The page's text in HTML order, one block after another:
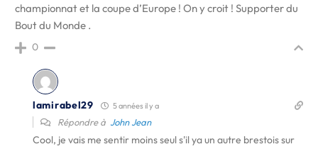
championnat et la coupe d’Europe ! On y croit ! Supporter du
Bout du Monde .
0
lamirabel29 5 années il y a
Répondre à John Jean
Cool, je vais me sentir moins seul s'il ya un autre brestois sur